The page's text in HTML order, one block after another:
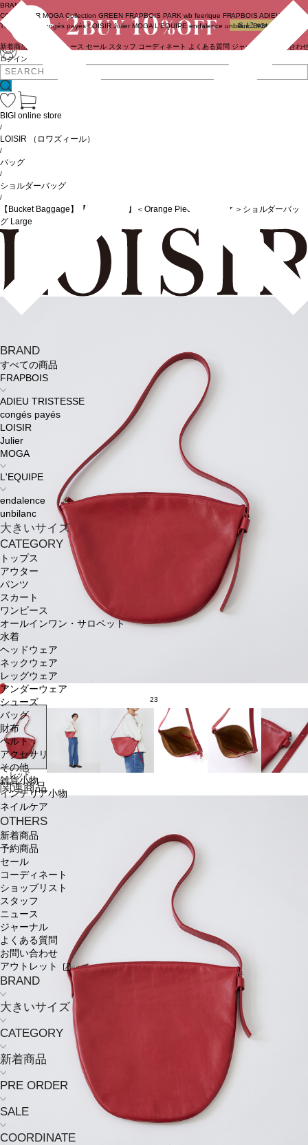
ログイン
BRAND
COUTURIER MOGA Collection GREEN FRAPBOIS PARK wb feerique FRAPBOIS ADIEU
TRISTESSE
congés payés LOISIR Julier MOGA L'EQUIPE endalence unbilanc BIGI online store
新着商品 ニュース セール スタッフ コーディネート よくある質問 ジャーナル お問い合わ
BRAND
すべての商品
FRAPBOIS
ADIEU TRISTESSE
congés payés
LOISIR
Julier
MOGA
L'EQUIPE
endalence
unbilanc
大きいサイズ
CATEGORY
トップス
アウター
パンツ
スカート
ワンピース
オールインワン・サロペット
水着
ヘッドウェア
ネックウェア
レッグウェア
アンダーウェア
シューズ
バッグ
財布
ベルト
アクセサリ
その他
雑貨小物
インテリア小物
ネイルケア
OTHERS
新着商品
予約商品
セール
コーディネート
ショップリスト
スタッフ
ニュース
ジャーナル
よくある質問
お問い合わせ
アウトレット
BRAND
大きいサイズ
CATEGORY
新着商品
PRE ORDER
SALE
COORDINATE
BIGI online store
/
LOISIR （ロワズィール）
/
バッグ
/
ショルダーバッグ
/
【Bucket Baggage】【別注カラー】＜Orange Piece Shoulder ＞ショルダーバッ
グ Large
23
レッド
関連商品